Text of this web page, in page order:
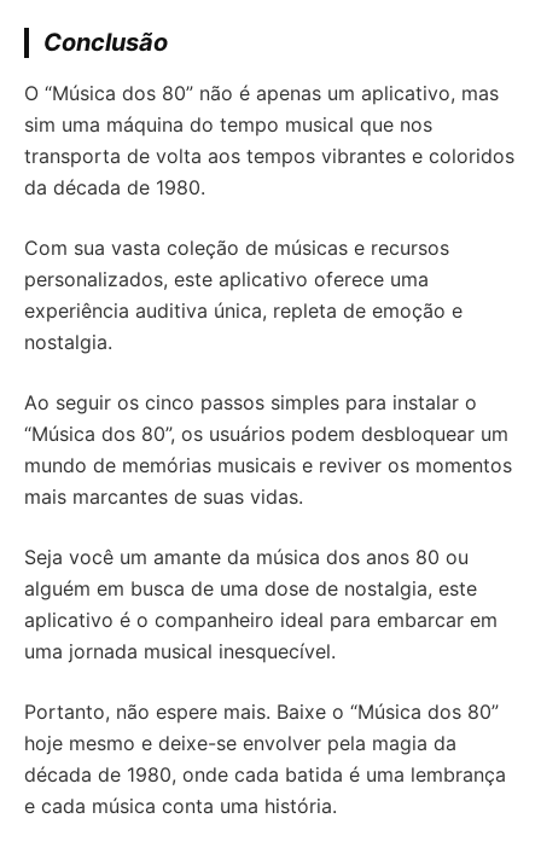
Conclusão
O “Música dos 80” não é apenas um aplicativo, mas
sim uma máquina do tempo musical que nos
transporta de volta aos tempos vibrantes e coloridos
da década de 1980.
Com sua vasta coleção de músicas e recursos
personalizados, este aplicativo oferece uma
experiência auditiva única, repleta de emoção e
nostalgia.
Ao seguir os cinco passos simples para instalar o
“Música dos 80”, os usuários podem desbloquear um
mundo de memórias musicais e reviver os momentos
mais marcantes de suas vidas.
Seja você um amante da música dos anos 80 ou
alguém em busca de uma dose de nostalgia, este
aplicativo é o companheiro ideal para embarcar em
uma jornada musical inesquecível.
Portanto, não espere mais. Baixe o “Música dos 80”
hoje mesmo e deixe-se envolver pela magia da
década de 1980, onde cada batida é uma lembrança
e cada música conta uma história.